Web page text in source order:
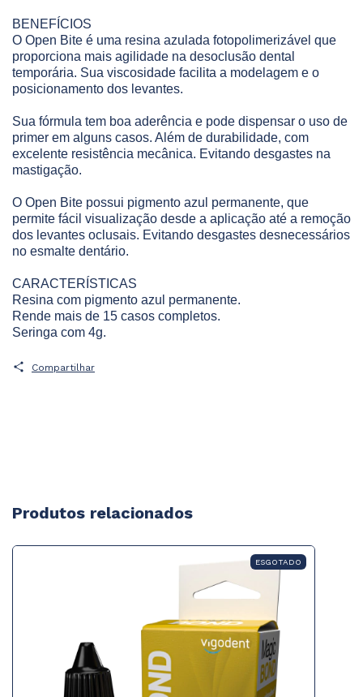
BENEFÍCIOS
O Open Bite é uma resina azulada fotopolimerizável que
proporciona mais agilidade na desoclusão dental
temporária. Sua viscosidade facilita a modelagem e o
posicionamento dos levantes.
Sua fórmula tem boa aderência e pode dispensar o uso de
primer em alguns casos. Além de durabilidade, com
excelente resistência mecânica. Evitando desgastes na
mastigação.
O Open Bite possui pigmento azul permanente, que
permite fácil visualização desde a aplicação até a remoção
dos levantes oclusais. Evitando desgastes desnecessários
no esmalte dentário.
CARACTERÍSTICAS
Resina com pigmento azul permanente.
Rende mais de 15 casos completos.
Seringa com 4g.
Compartilhar
Produtos relacionados
ESGOTADO